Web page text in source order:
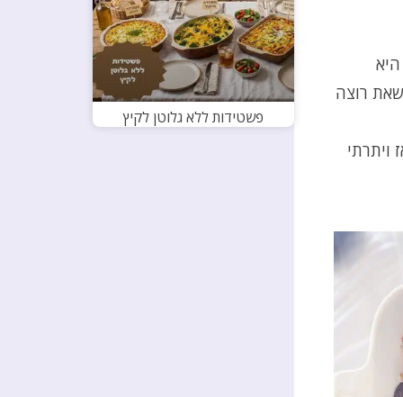
רוצה
ויתרתי
פשטידות ללא גלוטן לקיץ